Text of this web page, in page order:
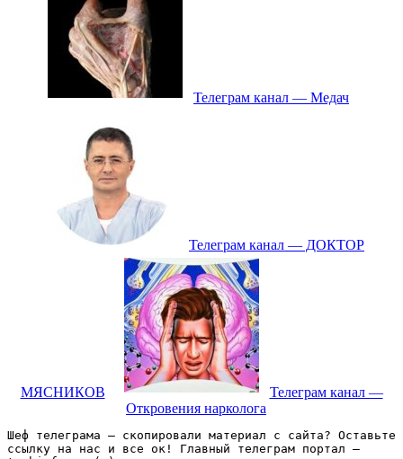
Телеграм канал — Медач
Телеграм канал — ДОКТОР
МЯСНИКОВ
Телеграм канал —
Откровения нарколога
Шеф телеграма – скопировали материал с сайта? Оставьте
ссылку на нас и все ок! Главный телеграм портал –